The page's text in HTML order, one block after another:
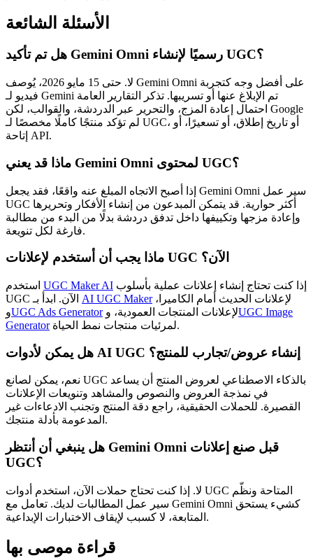
الأسئلة الشائعة
هل تم تأكيد Gemini Omni رسميًا لإنشاء UGC؟
لا. حتى 15 مايو 2026، يُوصف Gemini Omni على أفضل وجه كتجربة
فيديو لـ Gemini تم الإبلاغ عنها أو تسريبها. تذكر التقارير العامة
احتمال إعادة المزج، والتحرير عبر الدردشة، والقوالب، لكن Google
لم تؤكد منتجًا كاملًا مخصصًا لـ UGC، أو تاريخ إطلاق، أو تسعيرًا، أو
إتاحة API.
ماذا قد يعني Gemini Omni لمحتوى UGC؟
إذا أصبح الاتجاه المبلغ عنه واقعًا، فقد يجعل Gemini Omni سير عمل
UGC أكثر حوارية. قد يتمكن المبدعون من إنشاء الأفكار وتحريرها
وإعادة مزجها وتكييفها داخل تدفق دردشة بدلًا من البدء من مطالبة
فارغة لكل تنويعة.
ماذا يجب أن أستخدم لإعلانات UGC الآن؟
UGC Maker AI
AI UGC Makerلإعلانات الحديث أمام الكاميرا،
وUGC Ads Generator لإعلانات المنتجات العمودية، وUGC Image
Generator
لمرئيات منتجات نمط الحياة.
هل يمكن لأدوات AI UGC إنشاء عروض/تجارب للمنتج؟
نعم، يمكن لصانع UGC بالذكاء الاصطناعي لعروض المنتج أن يساعد
في نمذجة العروض والنصوص والمشاهد وتنويعات الإعلانات
القصيرة. للحملات الحقيقية، راجع دقة المنتج وتجنب الادعاءات غير
المدعومة بأدلة منتجك.
هل ينبغي أن أنتظر Gemini Omni قبل صنع إعلانات
UGC؟
لا. إذا كنت تحتاج حملات الآن، استخدم أدوات UGC المتاحة ونظّم
سير عمل المطالبات لديك. تعامل مع Gemini Omni كشيء يستحق
المتابعة، لا كسبب لإيقاف الاختبارات الإبداعية.
قراءة موصى بها